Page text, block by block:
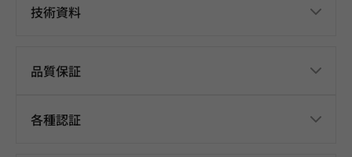
技術資料
品質保証
各種認証